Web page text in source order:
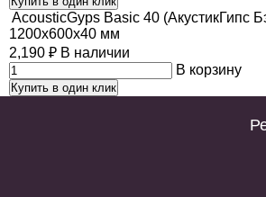
AcousticGyps Basic 40 (АкустикГипс
1200х600х40 мм
2,190 ₽ В наличии
В корзину
Купить в один клик